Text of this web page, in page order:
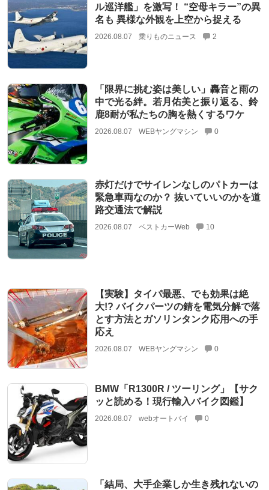
ル巡洋艦」を激写！ “空母キラー”の異
名も 異様な外観を上空から捉える
2026.08.07 乗りものニュース 2
「限界に挑む姿は美しい」轟音と雨の
中で光る絆。若月佑美と振り返る、鈴
鹿8耐が私たちの胸を熱くするワケ
2026.08.07 WEBヤングマシン 0
赤灯だけでサイレンなしのパトカーは
緊急車両なのか？ 抜いていいのかを道
路交通法で解説
2026.08.07 ベストカーWeb 10
【実験】タイパ最悪、でも効果は絶
大!? バイクパーツの錆を電気分解で落
とす方法とガソリンタンク応用への手
応え
2026.08.07 WEBヤングマシン 0
BMW「R1300R / ツーリング」【サク
ッと読める！現行輸入バイク図鑑】
2026.08.07 webオートバイ 0
「結局、大手企業しか生き残れないの